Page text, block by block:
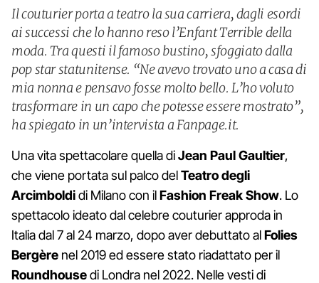
Il couturier porta a teatro la sua carriera, dagli esordi
ai successi che lo hanno reso l’Enfant Terrible della
moda. Tra questi il famoso bustino, sfoggiato dalla
pop star statunitense. “Ne avevo trovato uno a casa di
mia nonna e pensavo fosse molto bello. L’ho voluto
trasformare in un capo che potesse essere mostrato”,
ha spiegato in un’intervista a Fanpage.it.
Una vita spettacolare quella diJean PaulGaultier,
che viene portata sul palco delTeatro degli
Arcimboldidi Milano con ilFashion FreakShow. Lo
spettacolo ideato dal celebre couturier approda in
Italia dal 7 al 24 marzo, dopo aver debuttato alFolies
Bergère nel 2019 ed essere stato riadattato per il
Roundhousedi Londra nel 2022. Nelle vesti di